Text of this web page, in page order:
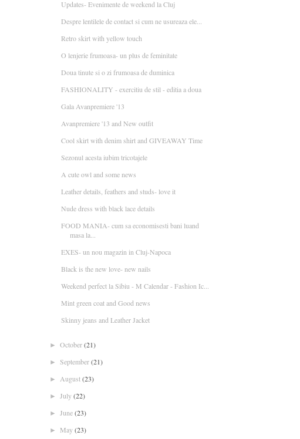
Updates- Evenimente de weekend la Cluj
Despre lentilele de contact si cum ne usureaza ele...
Retro skirt with yellow touch
O lenjerie frumoasa- un plus de feminitate
Doua tinute si o zi frumoasa de duminica
FASHIONALITY - exercitiu de stil - editia a doua
Gala Avanpremiere '13
Avanpremiere '13 and New outfit
Cool skirt with denim shirt and GIVEAWAY Time
Sezonul acesta iubim tricotajele
A cute owl and some news
Leather details, feathers and studs- love it
Nude dress with black lace details
FOOD MANIA- cum sa economisesti bani luand
masa la...
EXES- un nou magazin in Cluj-Napoca
Black is the new love- new nails
Weekend perfect la Sibiu - M Calendar - Fashion Ic...
Mint green coat and Good news
Skinny jeans and Leather Jacket
► October(21)
► September(21)
► August(23)
► July(22)
► June(23)
► May(23)